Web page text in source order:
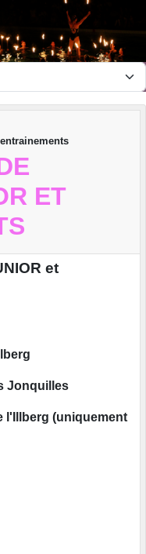
ET
et
Jonquilles
l'Illberg (uniquement